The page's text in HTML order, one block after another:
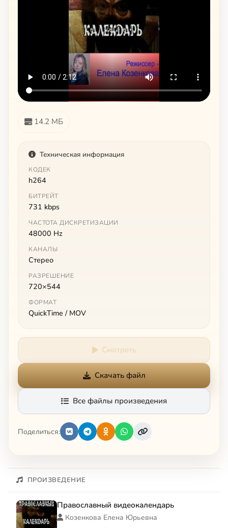
14.2 МБ
Техническая информация
КОДЕК
h264
БИТРЕЙТ
731 kbps
ЧАСТОТА ДИСКРЕТИЗАЦИИ
48000 Hz
КАНАЛЫ
Стерео
РАЗРЕШЕНИЕ
720×544
ФОРМАТ
QuickTime / MOV
Смотреть
Скачать файл
Все файлы произведения
Поделиться:
ПРОИЗВЕДЕНИЕ
Православный видеокалендарь
Козенкова Елена Юрьевна